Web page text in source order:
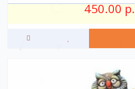
450.00 р.